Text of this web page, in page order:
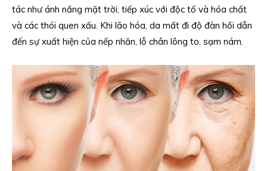
tác như ánh nắng mặt trời, tiếp xúc với độc tố và hóa chất
và các thói quen xấu. Khi lão hóa, da mất đi độ đàn hồi dẫn
đến sự xuất hiện của nếp nhăn, lỗ chân lông to, sạm nám.